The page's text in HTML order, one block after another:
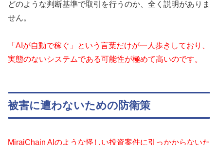
どのような判断基準で取引を行うのか、全く説明がありま
せん。
「AIが自動で稼ぐ」という言葉だけが一人歩きしており、
実態のないシステムである可能性が極めて高いのです。
被害に遭わないための防衛策
MiraiChain AIのような怪しい投資案件に引っかからないた